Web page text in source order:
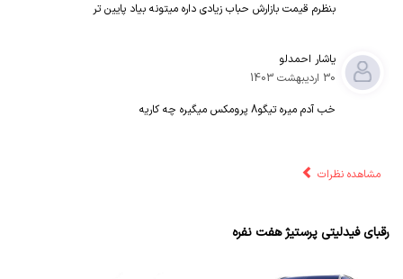
بنظرم قیمت بازارش حباب زیادی داره میتونه بیاد پایین تر
یاشار احمدلو
30 اردیبهشت 1403
خب آدم میره تیگو8 پرومکس میگیره چه کاریه
مشاهده نظرات
رقبای فیدلیتی پرستیژ هفت نفره